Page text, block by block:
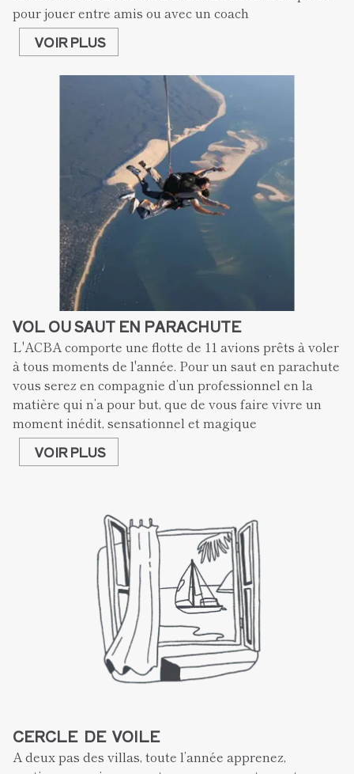
pour jouer entre amis ou avec un coach
VOIR PLUS
VOL OU SAUT EN PARACHUTE
L'ACBA comporte une flotte de 11 avions prêts à voler
à tous moments de l'année. Pour un saut en parachute
vous serez en compagnie d’un professionnel en la
matière qui n’a pour but, que de vous faire vivre un
VOIR PLUS
CERCLE  DE  VOILE
A deux pas des villas, toute l’année apprenez,